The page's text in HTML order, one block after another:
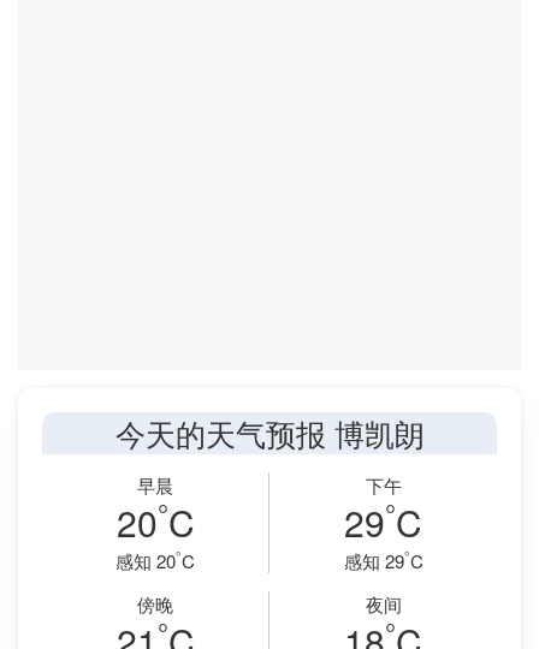
今天的天气预报 博凯朗
早晨
20°C
感知 20°C
下午
29°C
感知 29°C
傍晚
°
夜间
°